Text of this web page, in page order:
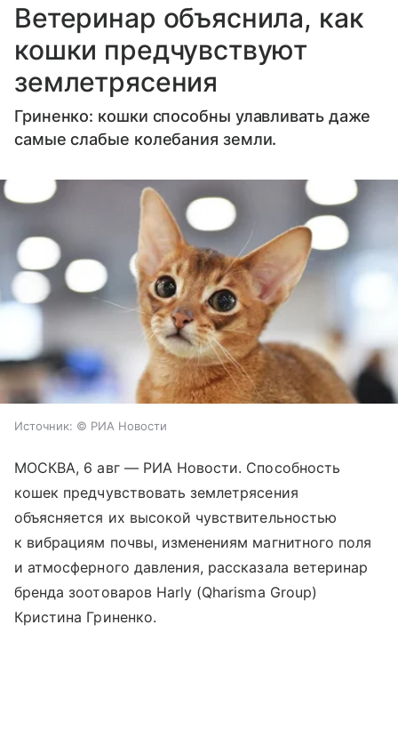
Ветеринар объяснила, как
кошки предчувствуют
землетрясения
Гриненко: кошки способны улавливать даже
самые слабые колебания земли.
Источник: © РИА Новости
МОСКВА, 6 авг — РИА Новости. Способность
кошек предчувствовать землетрясения
объясняется их высокой чувствительностью
к вибрациям почвы, изменениям магнитного поля
и атмосферного давления, рассказала ветеринар
бренда зоотоваров Harly (Qharisma Group)
Кристина Гриненко.